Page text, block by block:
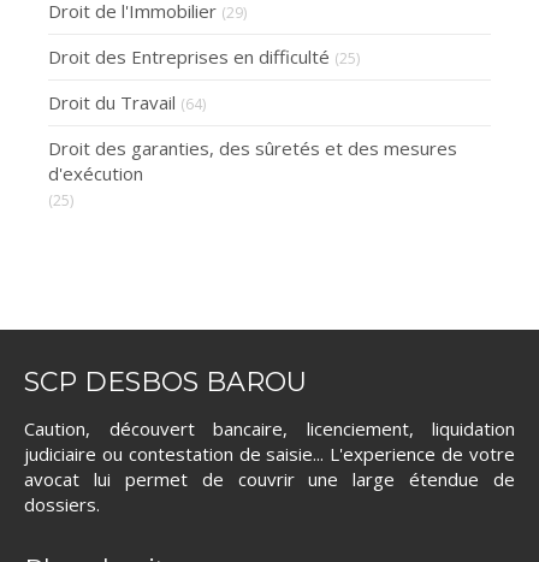
Droit de l'Immobilier (29)
Droit des Entreprises en difficulté (25)
Droit du Travail (64)
Droit des garanties, des sûretés et des mesures
d'exécution
(25)
SCP DESBOS BAROU
Caution, découvert bancaire, licenciement, liquidation
judiciaire ou contestation de saisie... L'experience de votre
avocat lui permet de couvrir une large étendue de
dossiers.